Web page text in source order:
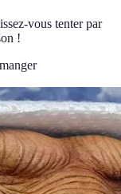
vous tenter par
!
manger